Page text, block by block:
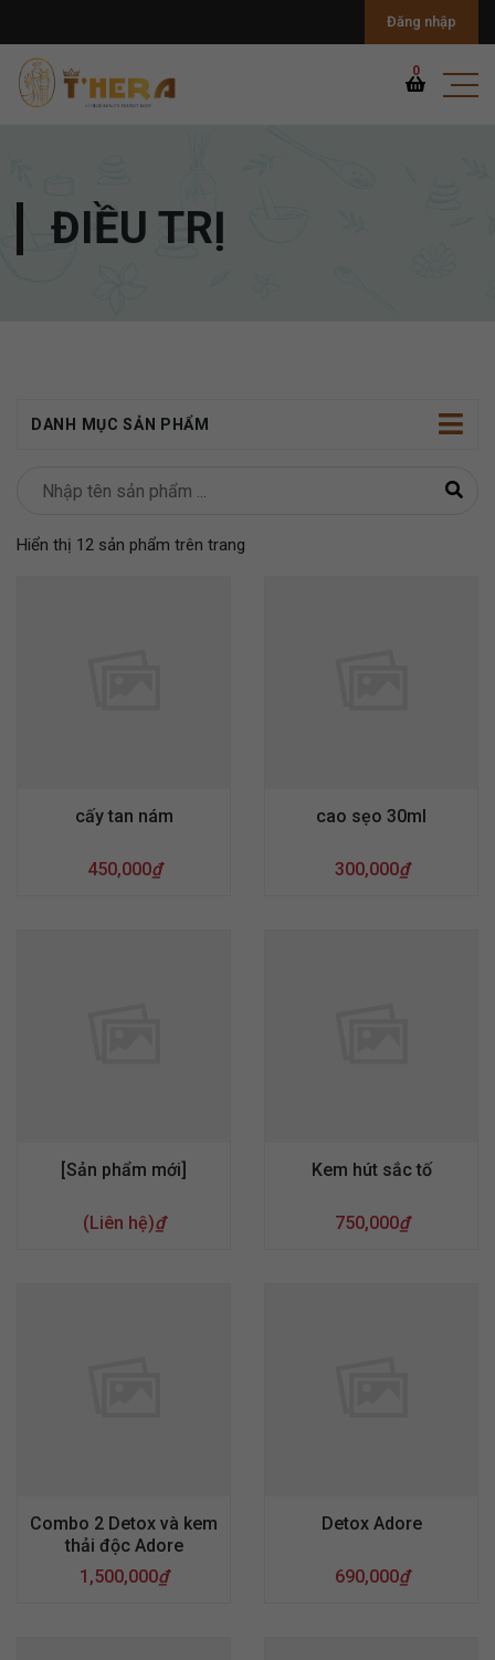
Đăng nhập
0
ĐIỀU TRỊ
DANH MỤC SẢN PHẨM
Hiển thị 12 sản phẩm trên trang
cấy tan nám
450,000₫
cao sẹo 30ml
300,000₫
[Sản phẩm mới]
(Liên hệ)₫
Kem hút sắc tố
750,000₫
Combo 2 Detox và kem
thải độc Adore
1,500,000₫
Detox Adore
690,000₫